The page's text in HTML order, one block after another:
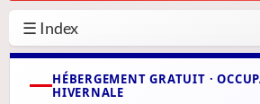
☰ Index
HÉBERGEMENT GRATUIT ·
HIVERNALE